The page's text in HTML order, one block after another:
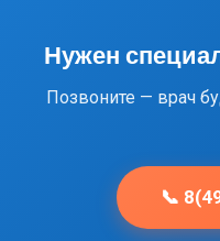
Нужен
Позвоните — врач
📞